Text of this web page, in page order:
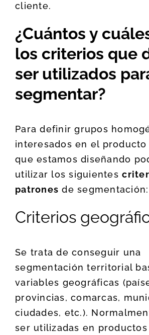
cliente.
¿Cuántos y
los criterios que
ser utilizados
segmentar?
Para definir grupos
interesados en el
que estamos diseñando
utilizar los siguientes
patrones de segmentación:
Criterios
Se trata de conseguir una
segmentación territorial
variables geográficas
provincias, comarcas,
ciudades, etc.).
ser utilizadas en